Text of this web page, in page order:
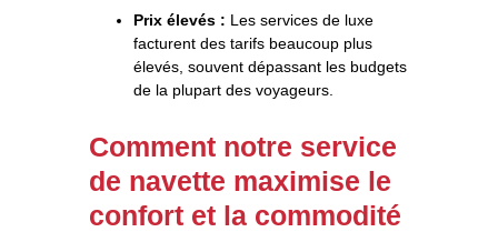
Prix élevés : Les services de luxe
facturent des tarifs beaucoup plus
élevés, souvent dépassant les budgets
de la plupart des voyageurs.
Comment notre service
de navette maximise le
confort et la commodité